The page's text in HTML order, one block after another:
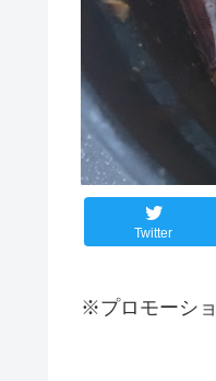
Twitter
※プロモーシ